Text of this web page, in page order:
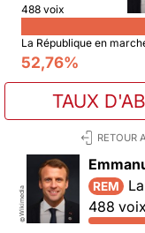
488 voix
La République en
52,76%
TAUX
RETOUR
©
Wikimedia REM
488 voix